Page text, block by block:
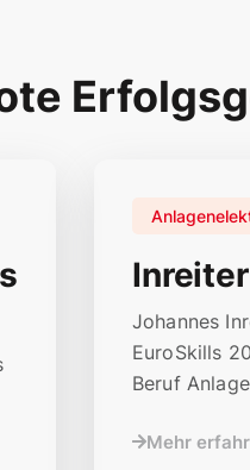
Johannes
EuroSkills
Beruf
Mehr